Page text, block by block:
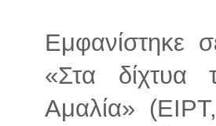
Εμφανίστηκε
«Στα δίχτυα
Αμαλία»